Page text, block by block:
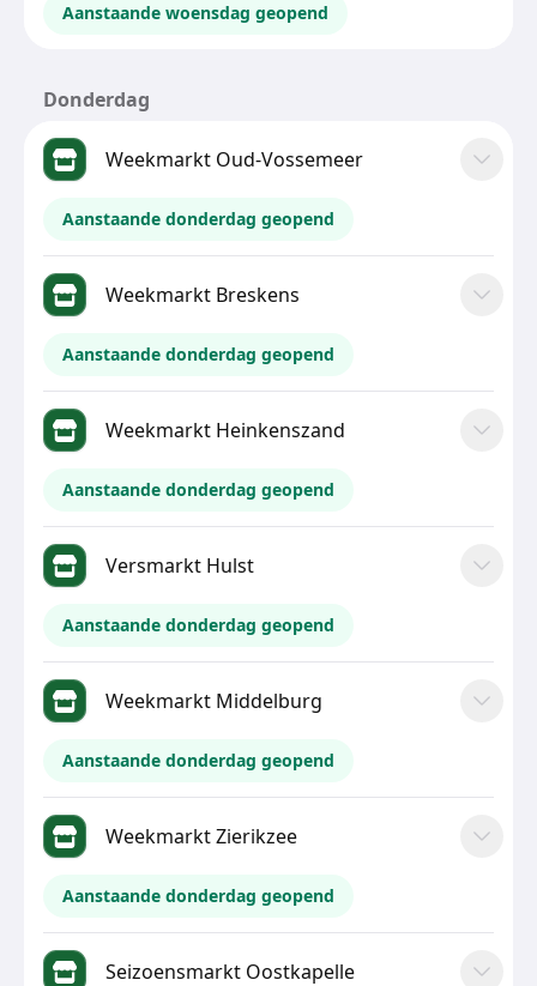
Aanstaande woensdag geopend
Donderdag
Weekmarkt Oud-Vossemeer
Aanstaande donderdag geopend
Weekmarkt Breskens
Aanstaande donderdag geopend
Weekmarkt Heinkenszand
Aanstaande donderdag geopend
Versmarkt Hulst
Aanstaande donderdag geopend
Weekmarkt Middelburg
Aanstaande donderdag geopend
Weekmarkt Zierikzee
Aanstaande donderdag geopend
Seizoensmarkt Oostkapelle